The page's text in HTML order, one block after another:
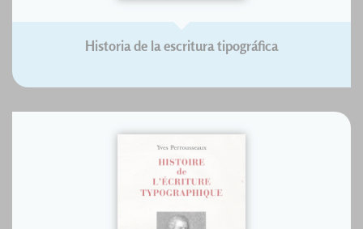
Historia de la escritura tipográfica